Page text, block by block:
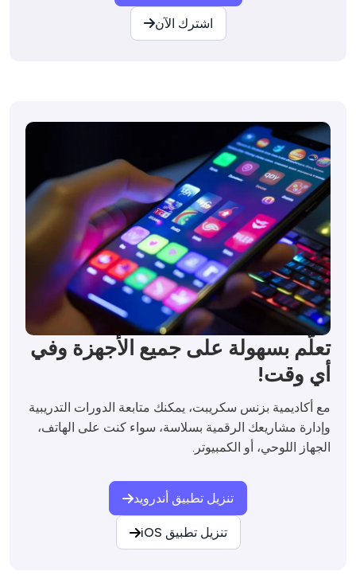
اشترك الآن
تعلّم بسهولة على جميع الأجهزة وفي
أي وقت!
مع أكاديمية بزنس سكريبت، يمكنك متابعة الدورات التدريبية
وإدارة مشاريعك الرقمية بسلاسة، سواء كنت على الهاتف،
الجهاز اللوحي، أو الكمبيوتر.
تنزيل تطبيق أندرويد
تنزيل تطبيق iOS